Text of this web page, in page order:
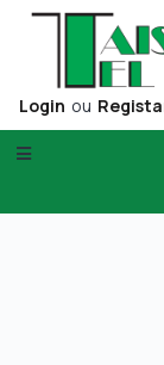
Login ou